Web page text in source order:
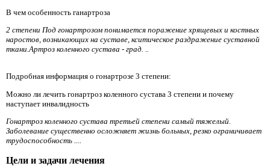
В чем особенность ганартроза
2 степени Под гонартрозом понимается поражение хрящевых и костных
наростов, возникающих на суставе, кситическое раздражение суставной
ткани.Артроз коленного сустава - град. ..
Подробная информация о гонартрозе 3 степени:
Можно ли лечить гонартроз коленного сустава 3 степени и почему
наступает инвалидность
Гонартроз коленного сустава третьей степени самый тяжелый.
Заболевание существенно осложняет жизнь больных, резко ограничивает
трудоспособность ....
Цели и задачи лечения